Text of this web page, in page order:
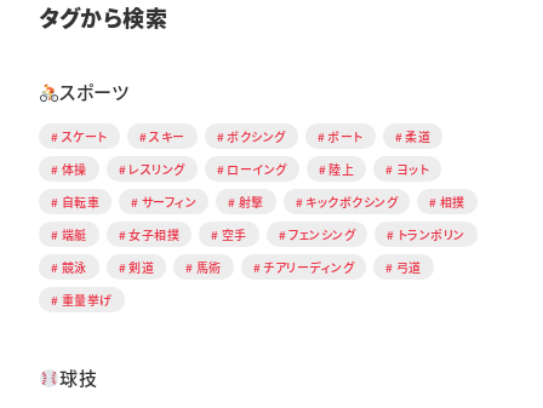
タグから検索
スポーツ
スケート スキー ボクシング ボート
柔道
体操
レスリング ローイング 陸上
ヨット
自転車
サーフィン 射撃 キックボクシング
相撲
端艇
女子相撲 空手 フェンシング
トランポリン
競泳
剣道 馬術 チアリーディング
弓道
重量挙げ
球技